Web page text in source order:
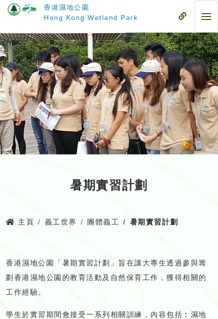
要
內
容
香港濕地公園
Hong Kong Wetland Park
流
式
目
錄
流
動
式
目
錄
暑期實習計劃
主頁 義工世界 團體義工 暑期實習計劃
香港濕地公園「暑期實習計劃」旨在讓大專生透過參與籌
劃香港濕地公園的教育活動及自然保育工作，獲得相關的
工作經驗。
學生於實習期間會接受一系列相關訓練，內容包括︰濕地